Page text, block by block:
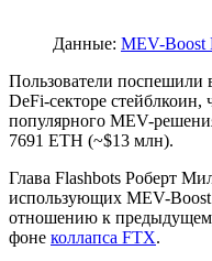
Данные: MEV-Boost
Пользователи
DeFi-секторе стейблкоин,
популярного MEV-
7691 ETH (~$13 млн).
Глава Flashbots Роберт
использующих MEV-Boost
отношению к
фоне коллапса FTX.